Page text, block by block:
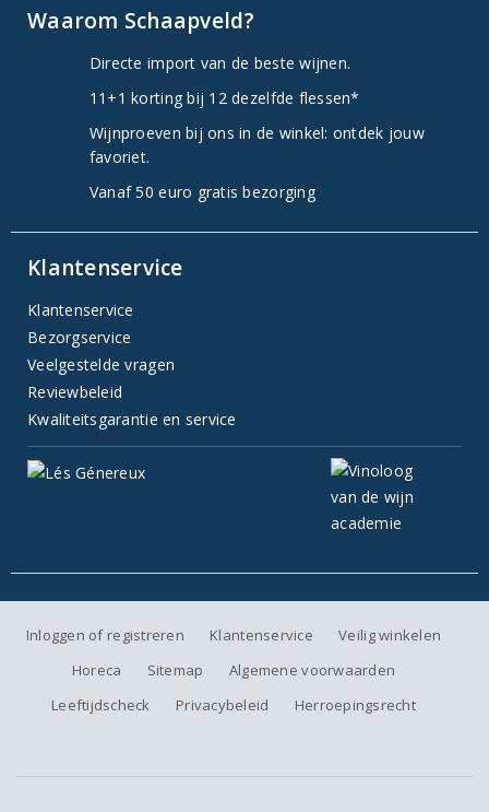
Waarom Schaapveld?
Directe import van de beste wijnen.
11+1 korting bij 12 dezelfde flessen*
Wijnproeven bij ons in de winkel: ontdek jouw
favoriet.
Vanaf 50 euro gratis bezorging
Klantenservice
Klantenservice
Bezorgservice
Veelgestelde vragen
Reviewbeleid
Kwaliteitsgarantie en service
Inloggen of registreren Klantenservice
Veilig winkelen
Horeca
Sitemap
Algemene voorwaarden
Leeftijdscheck
Privacybeleid Herroepingsrecht